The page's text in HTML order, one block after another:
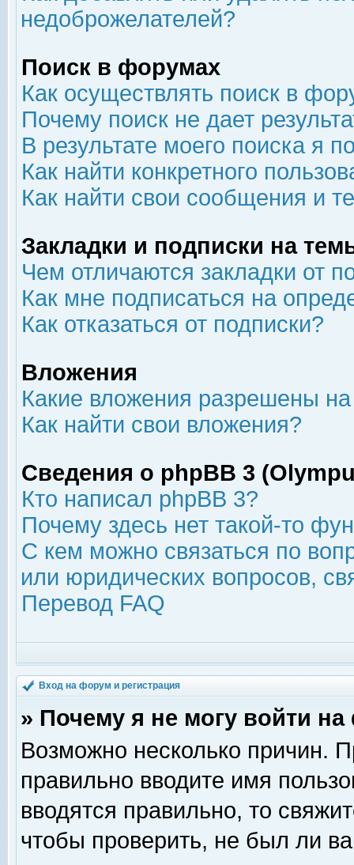
недоброжелателей?
Поиск в форумах
Как осуществлять поиск в
Почему поиск не дает
В результате моего поиска я
Как найти конкретного
Как найти свои сообщения и
Закладки и подписки на
Чем отличаются закладки от
Как мне подписаться на
Как отказаться от подписки?
Вложения
Какие вложения разрешены
Как найти свои вложения?
Сведения о phpBB 3
Кто написал phpBB 3?
Почему здесь нет такой-то
С кем можно связаться по
или юридических вопросов,
Перевод FAQ
Вход на форум и регистрация
» Почему я не могу войти
Возможно несколько причин.
правильно вводите имя
вводятся правильно, то
чтобы проверить, не был ли